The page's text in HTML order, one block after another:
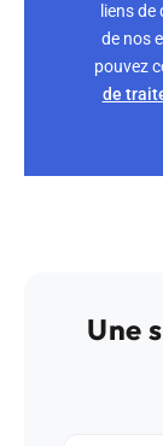
liens
de nos
pouvez
de
Une